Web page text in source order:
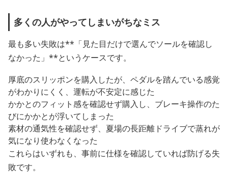
多くの人がやってしまいがちなミス
最も多い失敗は**「見た目だけで選んでソールを確認し
なかった」**というケースです。
厚底のスリッポンを購入したが、ペダルを踏んでいる感覚
がわかりにくく、運転が不安定に感じた
かかとのフィット感を確認せず購入し、ブレーキ操作のた
びにかかとが浮いてしまった
素材の通気性を確認せず、夏場の長距離ドライブで蒸れが
気になり使わなくなった
これらはいずれも、事前に仕様を確認していれば防げる失
敗です。